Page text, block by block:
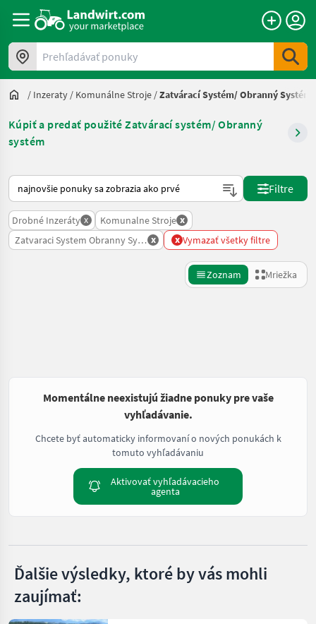
Prehľadávať ponuky
/ Inzeraty / Komunálne Stroje /Zatvárací Systém/ Obranný Systém
Kúpiť a predať použité Zatvárací systém/ Obranný
systém
Takto sa vykonáva triedenie na Landwirt.com
Filtre
Drobné Inzeráty x Komunalne Stroje x
Zatvaraci System Obranny System
x x Vymazať všetky filtre
Zoznam Mriežka
Momentálne neexistujú žiadne ponuky pre vaše
vyhľadávanie.
Chcete byť automaticky informovaní o nových ponukách k
tomuto vyhľadávaniu
Aktivovať vyhľadávacieho
agenta
Ďalšie výsledky, ktoré by vás mohli
zaujímať: